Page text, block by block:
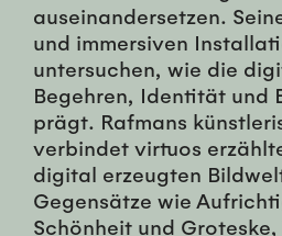
auseinandersetzen.
und immersiven
untersuchen, wie die
Begehren, Identität und
prägt. Rafmans
verbindet virtuos
digital erzeugten
Gegensätze wie
Schönheit und